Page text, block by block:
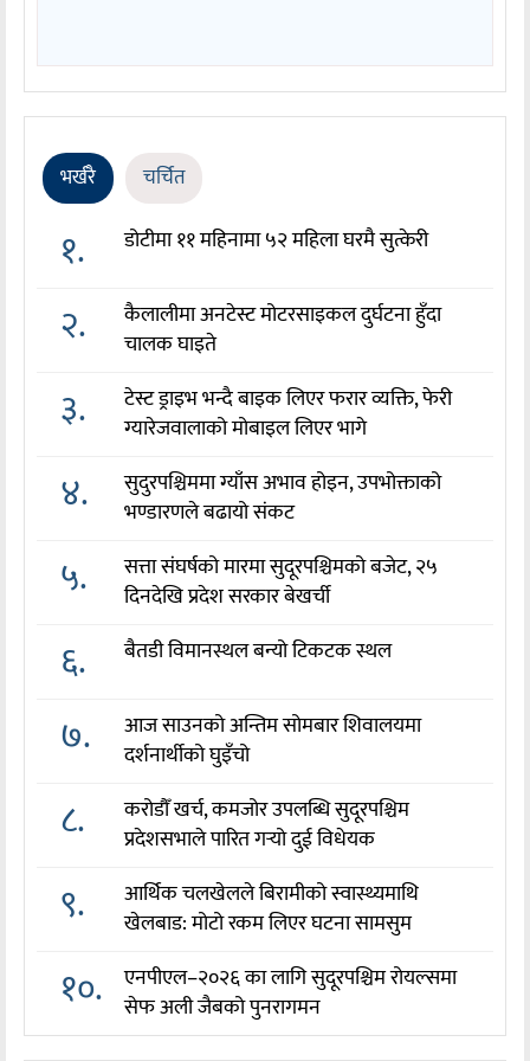
भर्खरै चर्चित
१. डोटीमा ११ महिनामा ५२ महिला घरमै सुत्केरी
२.
कैलालीमा अनटेस्ट मोटरसाइकल दुर्घटना हुँदा
चालक घाइते
३.
टेस्ट ड्राइभ भन्दै बाइक लिएर फरार व्यक्ति, फेरी
ग्यारेजवालाको मोबाइल लिएर भागे
४.
सुदुरपश्चिममा ग्याँस अभाव होइन, उपभोक्ताको
भण्डारणले बढायो संकट
५.
सत्ता संघर्षको मारमा सुदूरपश्चिमको बजेट, २५
दिनदेखि प्रदेश सरकार बेखर्ची
६. बैतडी विमानस्थल बन्यो टिकटक स्थल
७.
आज साउनको अन्तिम सोमबार शिवालयमा
दर्शनार्थीको घुइँचो
८.
करोडौँ खर्च, कमजोर उपलब्धि सुदूरपश्चिम
प्रदेशसभाले पारित गर्‍यो दुई विधेयक
९.
आर्थिक चलखेलले बिरामीको स्वास्थ्यमाथि
खेलबाड: मोटो रकम लिएर घटना सामसुम
१०.
एनपीएल–२०२६ का लागि सुदूरपश्चिम रोयल्समा
सेफ अली जैबको पुनरागमन